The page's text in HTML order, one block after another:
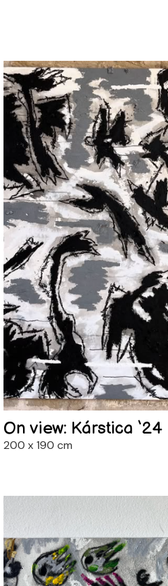
On view: Kárstica ‘24
200 x 190 cm